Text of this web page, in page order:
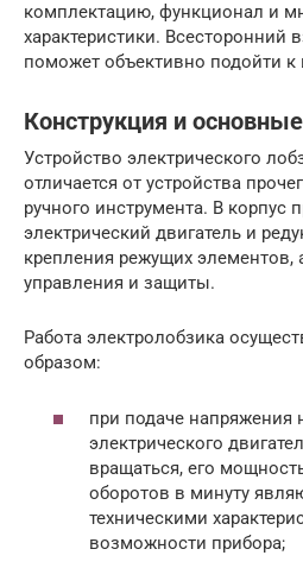
комплектацию, функционал и
характеристики. Всесторонний
поможет объективно подойти к
Конструкция и
Устройство электрического
отличается от устройства
ручного инструмента. В корпус
электрический двигатель и
крепления режущих элементов,
управления и защиты.
Работа электролобзика
образом:
при подаче
электрического
вращаться, его
оборотов в минуту
техническими
возможности прибора;